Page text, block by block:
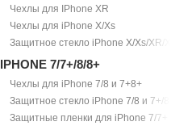
Чехлы для IPhone XR
Чехлы для iPhone X/Xs
Защитное стекло iPhone X/Xs/XR/Xs Max
IPHONE 7/7+/8/8+
Чехлы для iPhone 7/8 и 7+8+
Защитное стекло iPhone 7/8 и 7+/8+
Защитные пленки для iPhone 7/7+